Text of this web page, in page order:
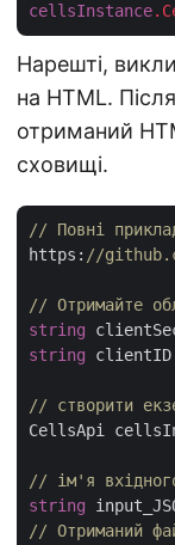
cellsInstance
Нарешті,
на HTML.
отриманий
сховищі.
// Повні
https: //
// Отримайте
string
string clientID
// створити
CellsApi
// ім'я
string
// Отриманий